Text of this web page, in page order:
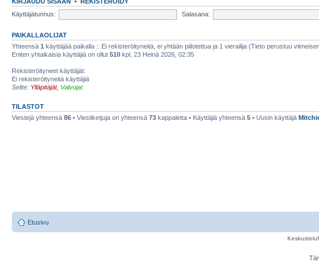
Käyttäjätunnus:
Salasana:
PAIKALLAOLIJAT
Yhteensä 1 käyttäjää paikalla :: Ei rekisteröityneitä, ei yhtään piilotettua ja 1 vierailija (Tieto perustuu
Eniten yhtaikaisia käyttäjiä on ollut 510 kpl, 23 Heinä 2026, 02:35
Rekisteröityneet käyttäjät:
Ei rekisteröityneitä käyttäjiä
Selite: Ylläpitäjät, Valvojat
TILASTOT
Viestejä yhteensä 86 • Viestiketjuja on yhteensä 73 kappaletta • Käyttäjiä yhteensä 5 • Uusin käyttäjä
Etusivu